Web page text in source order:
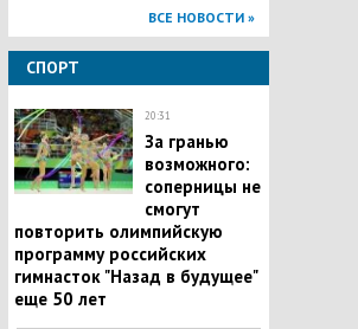
ВСЕ НОВОСТИ »
СПОРТ
20:31
За гранью
возможного:
соперницы не
смогут
повторить олимпийскую
программу российских
гимнасток "Назад в будущее"
еще 50 лет